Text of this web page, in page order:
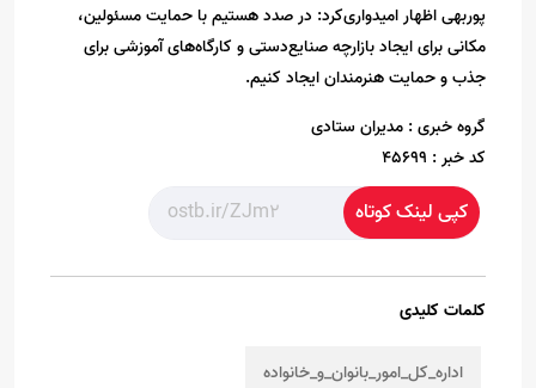
پوربهی اظهار امیدواری‌کرد: در صدد هستیم با حمایت مسئولین،
مکانی برای ایجاد بازارچه صنایع‌دستی و کارگاه‌های آموزشی برای
جذب و حمایت هنرمندان ایجاد کنیم.
گروه خبری : مدیران ستادی
کد خبر : 45699
کپی لینک کوتاه
کلمات کلیدی
اداره_کل_امور_بانوان_و_خانواده